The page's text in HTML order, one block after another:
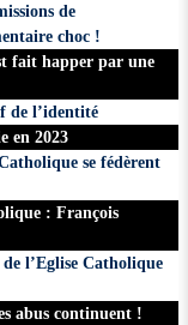
de
choc !
fait happer par une
de l’identité
en 2023
se fédèrent
: François
l’Eglise Catholique
abus continuent !